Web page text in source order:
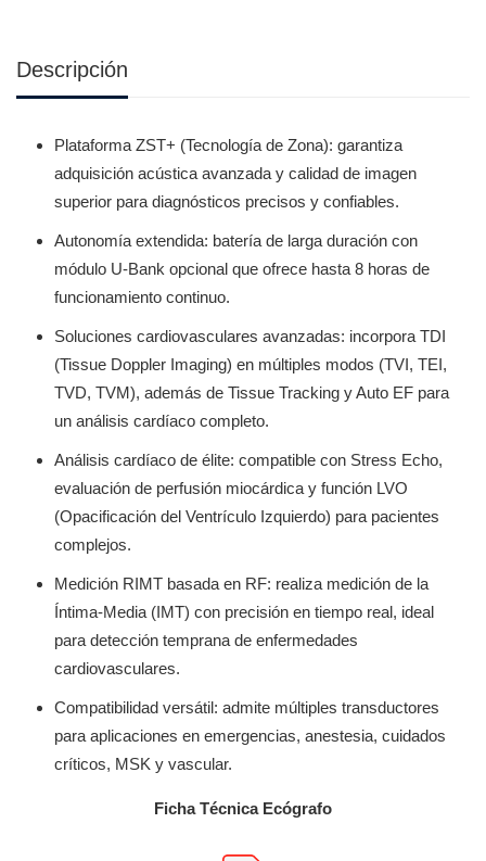
Descripción
Plataforma ZST+ (Tecnología de Zona): garantiza
adquisición acústica avanzada y calidad de imagen
superior para diagnósticos precisos y confiables.
Autonomía extendida: batería de larga duración con
módulo U-Bank opcional que ofrece hasta 8 horas de
funcionamiento continuo.
Soluciones cardiovasculares avanzadas: incorpora TDI
(Tissue Doppler Imaging) en múltiples modos (TVI, TEI,
TVD, TVM), además de Tissue Tracking y Auto EF para
un análisis cardíaco completo.
Análisis cardíaco de élite: compatible con Stress Echo,
evaluación de perfusión miocárdica y función LVO
(Opacificación del Ventrículo Izquierdo) para pacientes
complejos.
Medición RIMT basada en RF: realiza medición de la
Íntima-Media (IMT) con precisión en tiempo real, ideal
para detección temprana de enfermedades
cardiovasculares.
Compatibilidad versátil: admite múltiples transductores
para aplicaciones en emergencias, anestesia, cuidados
críticos, MSK y vascular.
Ficha Técnica Ecógrafo